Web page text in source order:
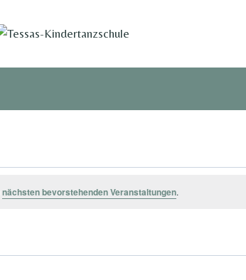
nächsten bevorstehenden Veranstaltungen.